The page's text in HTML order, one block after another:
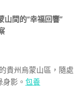
山間的“幸福回響”
貴州烏蒙山區，隨處
影。 包養